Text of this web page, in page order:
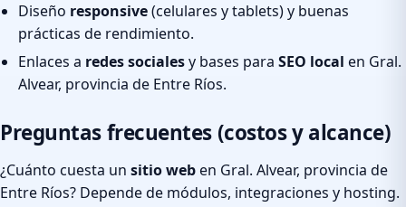
Diseño responsive(celulares y tablets) y buenas
prácticas de rendimiento.
Enlaces a redes socialesy bases para SEO local en Gral.
Alvear, provincia de Entre Ríos.
Preguntas frecuentes (costos y alcance)
¿Cuánto cuesta un sitio weben Gral. Alvear, provincia de
Entre Ríos? Depende de módulos, integraciones y hosting.